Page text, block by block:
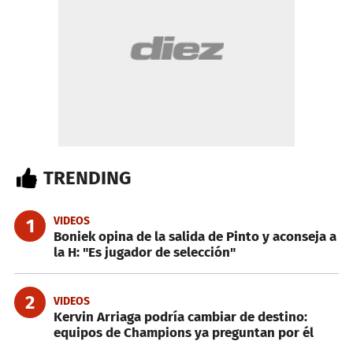
TRENDING
1 VIDEOS
Boniek opina de la salida de Pinto y aconseja a
la H: "Es jugador de selección"
2 VIDEOS
Kervin Arriaga podría cambiar de destino:
equipos de Champions ya preguntan por él